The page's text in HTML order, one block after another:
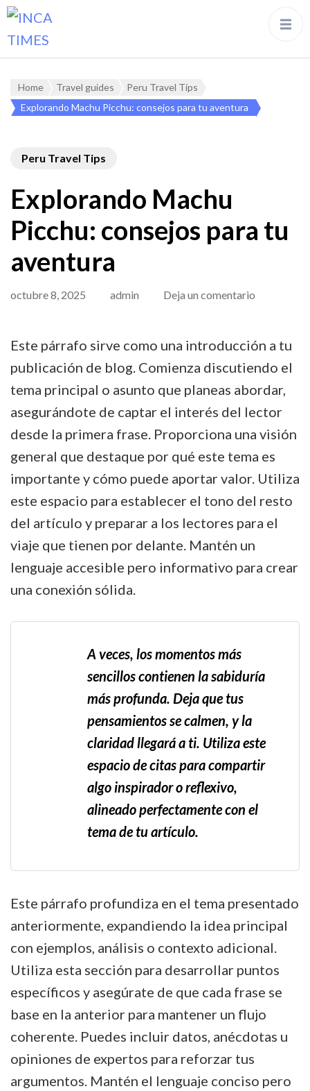
Home Travel guides
Peru Travel Tips
Explorando Machu Picchu: consejos para tu aventura
Peru Travel Tips
Explorando Machu
Picchu: consejos para tu
aventura
octubre 8, 2025 admin Deja un comentario
Machu
Picchu:
consejos
para
Este párrafo sirve como una introducción a tu
publicación de blog. Comienza discutiendo el
tema principal o asunto que planeas abordar,
asegurándote de captar el interés del lector
desde la primera frase. Proporciona una visión
general que destaque por qué este tema es
importante y cómo puede aportar valor. Utiliza
este espacio para establecer el tono del resto
del artículo y preparar a los lectores para el
viaje que tienen por delante. Mantén un
lenguaje accesible pero informativo para crear
una conexión sólida.
A veces, los momentos más
sencillos contienen la sabiduría
más profunda. Deja que tus
pensamientos se calmen, y la
claridad llegará a ti. Utiliza este
espacio de citas para compartir
algo inspirador o reflexivo,
alineado perfectamente con el
tema de tu artículo.
Este párrafo profundiza en el tema presentado
anteriormente, expandiendo la idea principal
con ejemplos, análisis o contexto adicional.
Utiliza esta sección para desarrollar puntos
específicos y asegúrate de que cada frase se
base en la anterior para mantener un flujo
coherente. Puedes incluir datos, anécdotas u
opiniones de expertos para reforzar tus
argumentos. Mantén el lenguaje conciso pero